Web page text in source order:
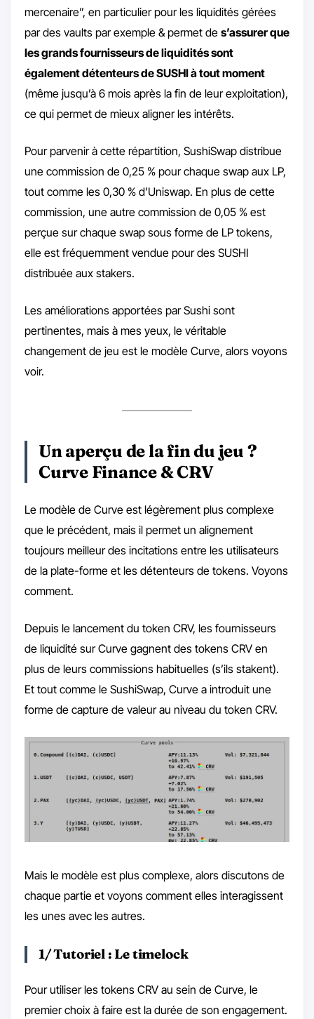
mercenaire”, en particulier pour les liquidités gérées
par des vaults par exemple & permet de s’assurer que
les grands fournisseurs de liquidités sont
également détenteurs de SUSHI à tout moment
(même jusqu’à 6 mois après la fin de leur exploitation),
ce qui permet de mieux aligner les intérêts.
Pour parvenir à cette répartition, SushiSwap distribue
une commission de 0,25 % pour chaque swap aux LP,
tout comme les 0,30 % d’Uniswap. En plus de cette
commission, une autre commission de 0,05 % est
perçue sur chaque swap sous forme de LP tokens,
elle est fréquemment vendue pour des SUSHI
distribuée aux stakers.
Les améliorations apportées par Sushi sont
pertinentes, mais à mes yeux, le véritable
changement de jeu est le modèle Curve, alors voyons
voir.
Un aperçu de la fin du jeu ?
Curve Finance & CRV
Le modèle de Curve est légèrement plus complexe
que le précédent, mais il permet un alignement
toujours meilleur des incitations entre les utilisateurs
de la plate-forme et les détenteurs de tokens. Voyons
comment.
Depuis le lancement du token CRV, les fournisseurs
de liquidité sur Curve gagnent des tokens CRV en
plus de leurs commissions habituelles (s’ils stakent).
Et tout comme le SushiSwap, Curve a introduit une
forme de capture de valeur au niveau du token CRV.
Mais le modèle est plus complexe, alors discutons de
chaque partie et voyons comment elles interagissent
les unes avec les autres.
1/ Tutoriel : Le timelock
Pour utiliser les tokens CRV au sein de Curve, le
premier choix à faire est la durée de son engagement.